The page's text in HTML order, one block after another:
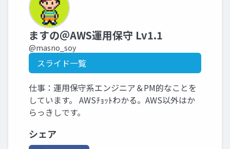
ますの＠AWS運用保守 Lv1.1
@masno_soy
スライド一覧
仕事：運用保守系エンジニア＆PM的なことを
しています。 AWSﾁｮｯﾄわかる。AWS以外はか
らっきしです。
シェア